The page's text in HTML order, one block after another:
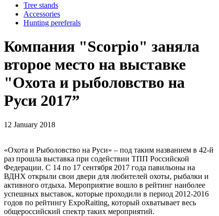
Tree stands
Accessories
Hunting pereferals
Компания "Scorpio" заняла
второе место на выставке
"Охота и рыболовство на
Руси 2017”
12 January 2018
«Охота и Рыболовство на Руси» – под таким названием в 42-й
раз прошла выставка при содействии ТПП Российской
Федерации. С 14 по 17 сентября 2017 года павильоны на
ВДНХ открыли свои двери для любителей охоты, рыбалки и
активного отдыха. Мероприятие вошло в рейтинг наиболее
успешных выставок, которые проходили в период 2012-2016
годов по рейтингу ExpoRaiting, который охватывает весь
общероссийский спектр таких мероприятий.